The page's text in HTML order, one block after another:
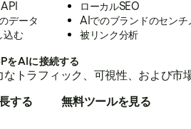
データ
込む
ローカルSEO
AIでのブランドのセンチ
被リンク分析
をAIに接続する
なトラフィック、可視性、および
する 無料ツールを見る